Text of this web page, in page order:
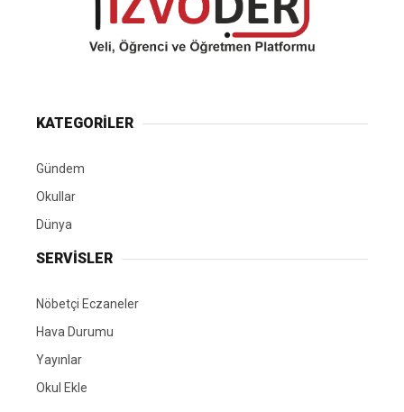
KATEGORİLER
Gündem
Okullar
Dünya
SERVİSLER
Nöbetçi Eczaneler
Hava Durumu
Yayınlar
Okul Ekle